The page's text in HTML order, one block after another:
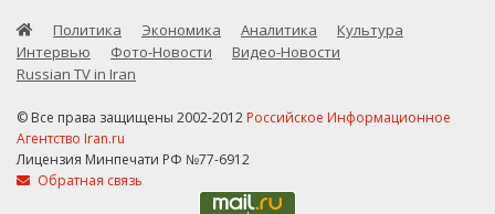
Политика Экономика Аналитика
Культура
Интервью
Фото-Новости
Видео-Новости
Russian TV in Iran
© Все права защищены 2002-2012 Российское Информационное
Агентство Iran.ru
Лицензия Минпечати РФ №77-6912
Обратная связь